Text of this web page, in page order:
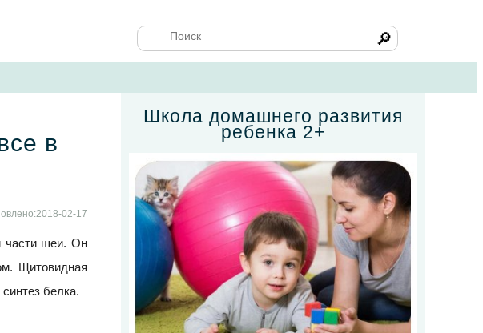
🔎
в
02-17
части шеи. Он
Щитовидная
белка.
Школа домашнего развития
ребенка 2+